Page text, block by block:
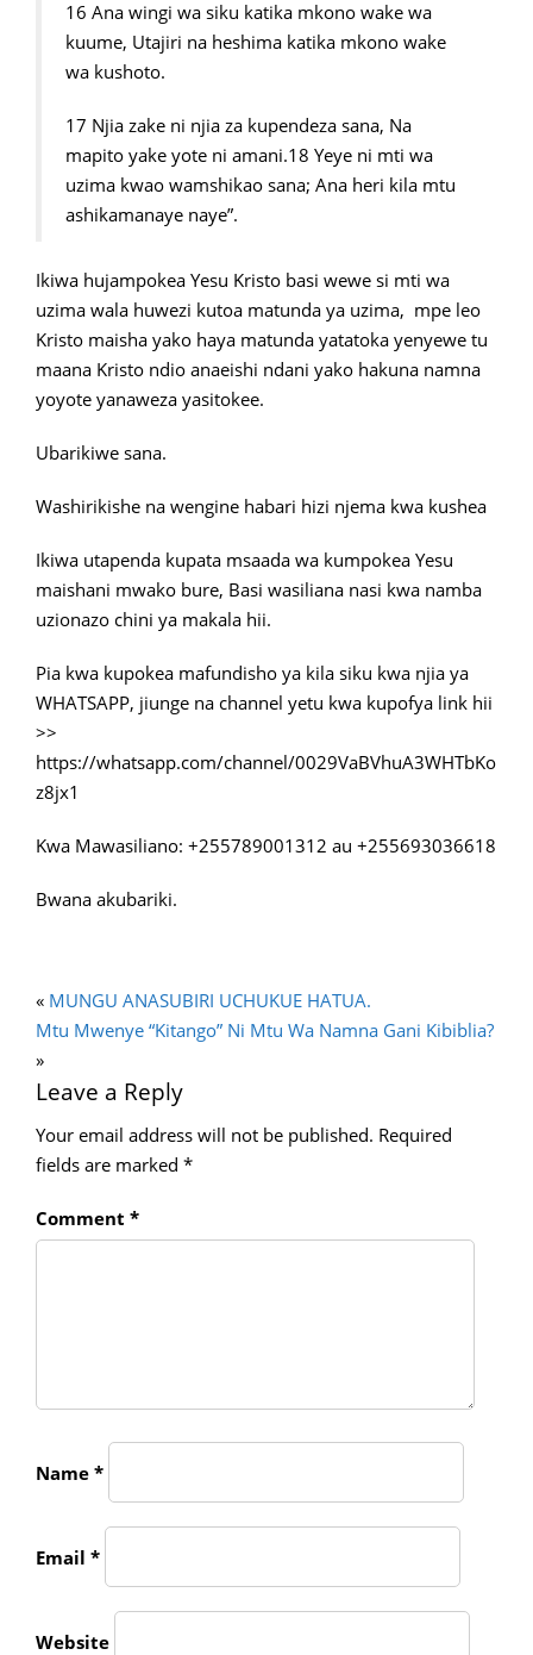
16 Ana wingi wa siku katika mkono wake wa
kuume, Utajiri na heshima katika mkono wake
wa kushoto.
17 Njia zake ni njia za kupendeza sana, Na
mapito yake yote ni amani.18 Yeye ni mti wa
uzima kwao wamshikao sana; Ana heri kila mtu
ashikamanaye naye”.
Ikiwa hujampokea Yesu Kristo basi wewe si mti wa
uzima wala huwezi kutoa matunda ya uzima, mpe leo
Kristo maisha yako haya matunda yatatoka yenyewe tu
maana Kristo ndio anaeishi ndani yako hakuna namna
yoyote yanaweza yasitokee.
Ubarikiwe sana.
Washirikishe na wengine habari hizi njema kwa kushea
Ikiwa utapenda kupata msaada wa kumpokea Yesu
maishani mwako bure, Basi wasiliana nasi kwa namba
uzionazo chini ya makala hii.
Pia kwa kupokea mafundisho ya kila siku kwa njia ya
WHATSAPP, jiunge na channel yetu kwa kupofya link hii
>>
https://whatsapp.com/channel/0029VaBVhuA3WHTbKo
z8jx1
Kwa Mawasiliano: +255789001312 au +255693036618
Bwana akubariki.
« MUNGU ANASUBIRI UCHUKUE HATUA.
Mtu Mwenye “Kitango” Ni Mtu Wa Namna Gani Kibiblia?
»
Leave a Reply
Your email address will not be published. Required
fields are marked *
Comment *
Name *
Email *
Website